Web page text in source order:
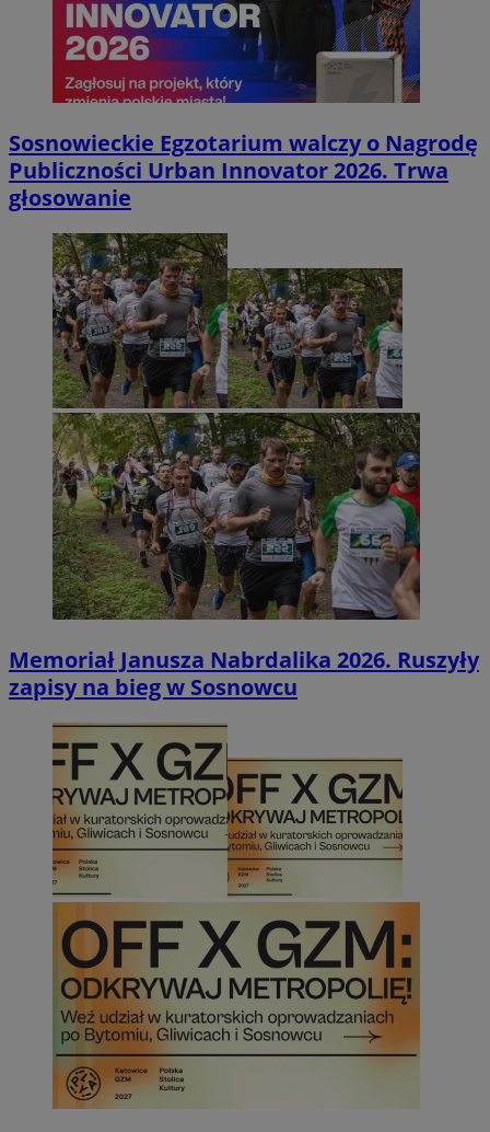
Sosnowieckie Egzotarium walczy o Nagrodę
Publiczności Urban Innovator 2026. Trwa
głosowanie
Memoriał Janusza Nabrdalika 2026. Ruszyły
zapisy na bieg w Sosnowcu